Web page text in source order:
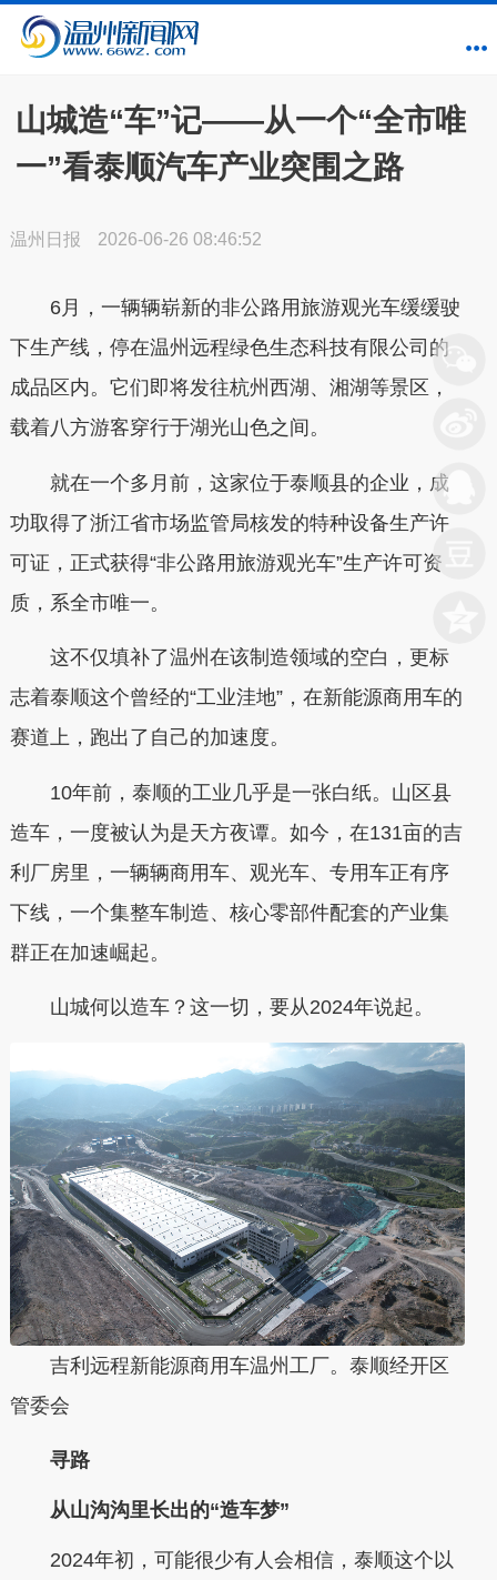
山城造“车”记——从一个“全市唯
一”看泰顺汽车产业突围之路
温州日报 2026-06-26 08:46:52
6月，一辆辆崭新的非公路用旅游观光车缓缓驶
下生产线，停在温州远程绿色生态科技有限公司的
成品区内。它们即将发往杭州西湖、湘湖等景区，
载着八方游客穿行于湖光山色之间。
就在一个多月前，这家位于泰顺县的企业，成
功取得了浙江省市场监管局核发的特种设备生产许
可证，正式获得“非公路用旅游观光车”生产许可资
质，系全市唯一。
这不仅填补了温州在该制造领域的空白，更标
志着泰顺这个曾经的“工业洼地”，在新能源商用车的
赛道上，跑出了自己的加速度。
10年前，泰顺的工业几乎是一张白纸。山区县
造车，一度被认为是天方夜谭。如今，在131亩的吉
利厂房里，一辆辆商用车、观光车、专用车正有序
下线，一个集整车制造、核心零部件配套的产业集
群正在加速崛起。
山城何以造车？这一切，要从2024年说起。
吉利远程新能源商用车温州工厂。泰顺经开区
管委会
寻路
从山沟沟里长出的“造车梦”
2024年初，可能很少有人会相信，泰顺这个以